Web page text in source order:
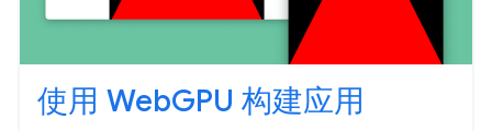
使用 WebGPU 构建应用